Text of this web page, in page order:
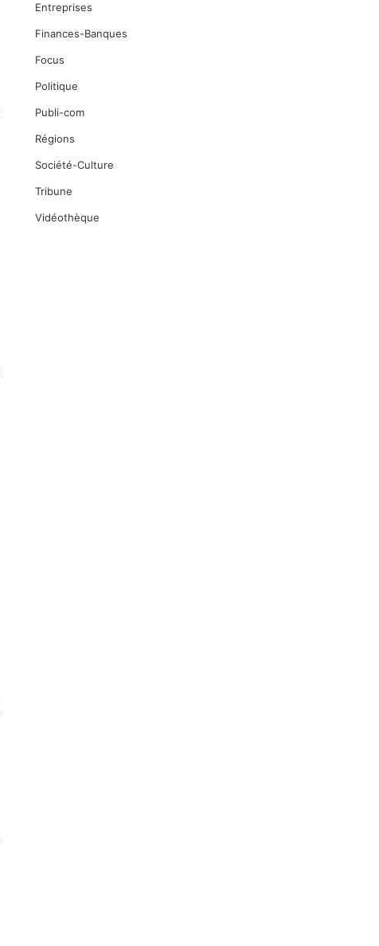
Entreprises
Finances-Banques
Focus
Politique
Publi-com
Régions
Société-Culture
Tribune
Vidéothèque